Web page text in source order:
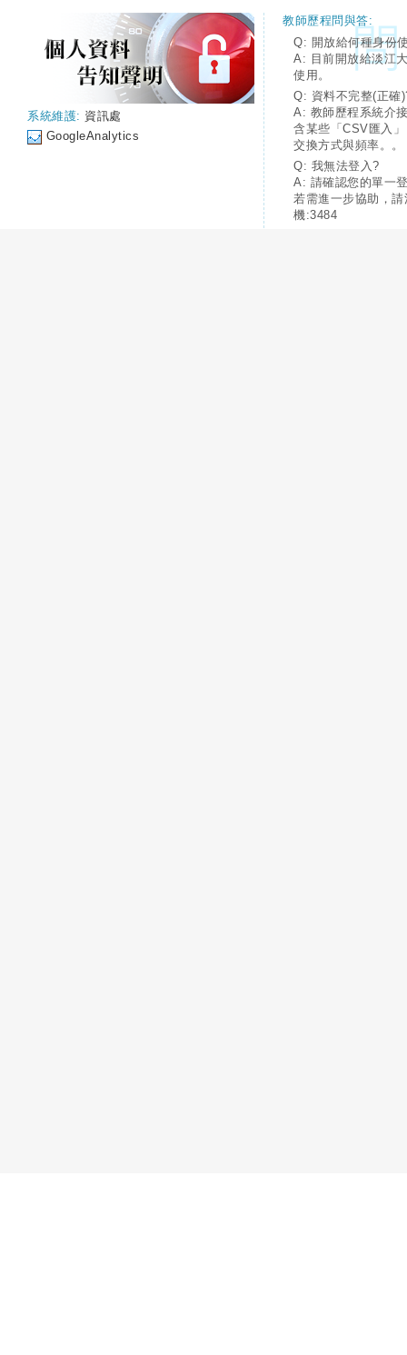
系統維護: 資訊處
GoogleAnalytics
教師歷程問與答:
Q: 開放給何種身份
A: 目前開放給淡江
使用。
Q: 資料不完整(正確
A: 教師歷程系統介
含某些「CSV匯入
交換方式與頻率。。
Q: 我無法登入?
A: 請確認您的單一
若需進一步協助，
機:3484